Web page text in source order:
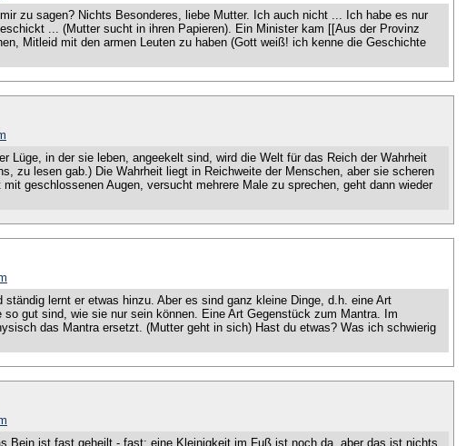
zu sagen? Nichts Besonderes, liebe Mutter. Ich auch nicht ... Ich habe es nur
... (Mutter sucht in ihren Papieren). Ein Minister kam [[Aus der Provinz
Mitleid mit den armen Leuten zu haben (Gott weiß! ich kenne die Geschichte
Lüge, in der sie leben, angeekelt sind, wird die Welt für das Reich der Wahrheit
zu lesen gab.) Die Wahrheit liegt in Reichweite der Menschen, aber sie scheren
geschlossenen Augen, versucht mehrere Male zu sprechen, geht dann wieder
lernt er etwas hinzu. Aber es sind ganz kleine Dinge, d.h. eine Art
gut sind, wie sie nur sein können. Eine Art Gegenstück zum Mantra. Im
das Mantra ersetzt. (Mutter geht in sich) Hast du etwas? Was ich schwierig
Bein ist fast geheilt - fast: eine Kleinigkeit im Fuß ist noch da, aber das ist nichts.